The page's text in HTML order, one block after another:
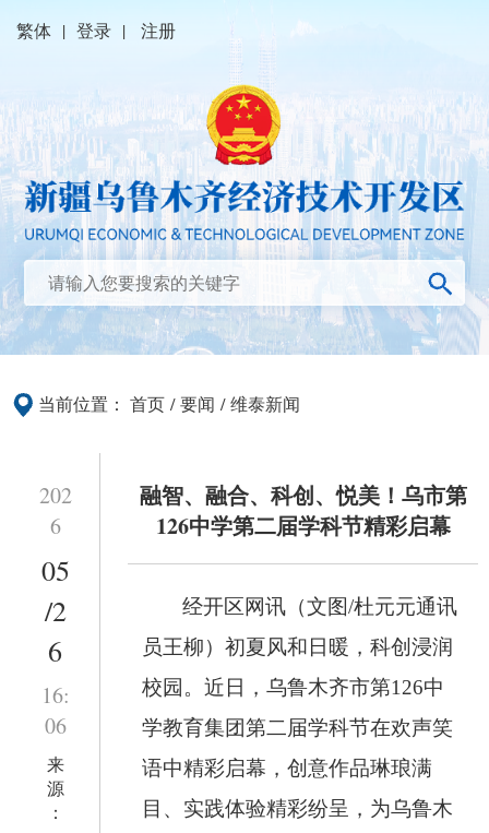
繁体 | 登录 | 注册
当前位置： 首页 /要闻 /维泰新闻
202
6
05
/2
6
16:
06
来
源
：
融智、融合、科创、悦美！乌市第
126中学第二届学科节精彩启幕
经开区网讯（文图/杜元元通讯
员王柳）初夏风和日暖，科创浸润
校园。近日，乌鲁木齐市第126中
学教育集团第二届学科节在欢声笑
语中精彩启幕，创意作品琳琅满
目、实践体验精彩纷呈，为乌鲁木